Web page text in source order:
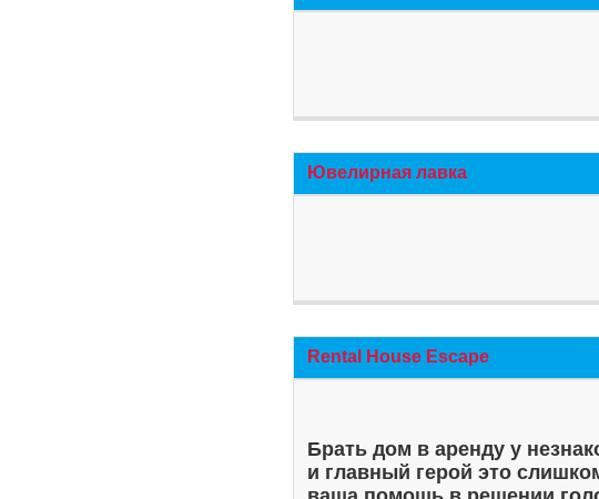
Ювелирная лавка
Rental House Escape
Брать дом в аренду у
и главный герой это